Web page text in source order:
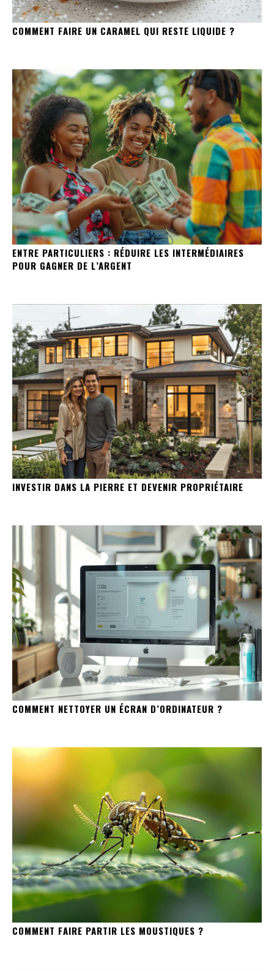
COMMENT FAIRE UN CARAMEL QUI RESTE LIQUIDE ?
ENTRE PARTICULIERS : RÉDUIRE LES INTERMÉDIAIRES
POUR GAGNER DE L’ARGENT
INVESTIR DANS LA PIERRE ET DEVENIR PROPRIÉTAIRE
COMMENT NETTOYER UN ÉCRAN D’ORDINATEUR ?
COMMENT FAIRE PARTIR LES MOUSTIQUES ?